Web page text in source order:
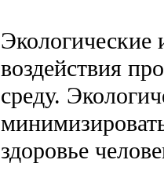
воздействия
среду.
здоровье